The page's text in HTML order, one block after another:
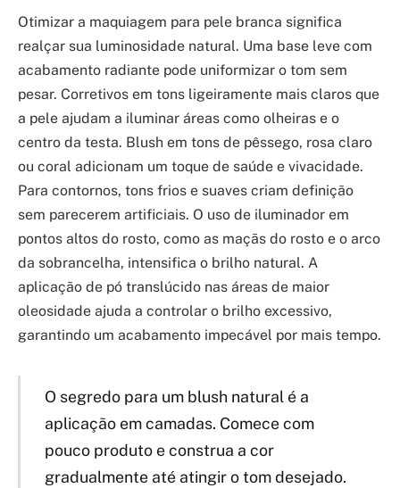
Otimizar a maquiagem para pele branca significa
realçar sua luminosidade natural. Uma base leve com
acabamento radiante pode uniformizar o tom sem
pesar. Corretivos em tons ligeiramente mais claros que
a pele ajudam a iluminar áreas como olheiras e o
centro da testa. Blush em tons de pêssego, rosa claro
ou coral adicionam um toque de saúde e vivacidade.
Para contornos, tons frios e suaves criam definição
sem parecerem artificiais. O uso de iluminador em
pontos altos do rosto, como as maçãs do rosto e o arco
da sobrancelha, intensifica o brilho natural. A
aplicação de pó translúcido nas áreas de maior
oleosidade ajuda a controlar o brilho excessivo,
garantindo um acabamento impecável por mais tempo.
O segredo para um blush natural é a
aplicação em camadas. Comece com
pouco produto e construa a cor
gradualmente até atingir o tom desejado.